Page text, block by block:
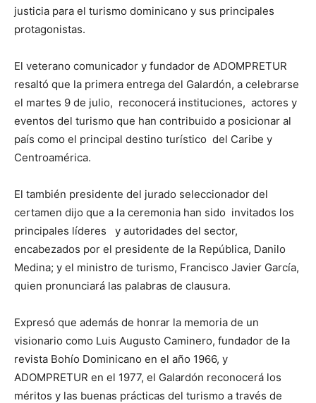
justicia para el turismo dominicano y sus principales
protagonistas.
El veterano comunicador y fundador de ADOMPRETUR
resaltó que la primera entrega del Galardón, a celebrarse
el martes 9 de julio, reconocerá instituciones, actores y
eventos del turismo que han contribuido a posicionar al
país como el principal destino turístico del Caribe y
Centroamérica.
El también presidente del jurado seleccionador del
certamen dijo que a la ceremonia han sido invitados los
principales líderes y autoridades del sector,
encabezados por el presidente de la República, Danilo
Medina; y el ministro de turismo, Francisco Javier García,
quien pronunciará las palabras de clausura.
Expresó que además de honrar la memoria de un
visionario como Luis Augusto Caminero, fundador de la
revista Bohío Dominicano en el año 1966, y
ADOMPRETUR en el 1977, el Galardón reconocerá los
méritos y las buenas prácticas del turismo a través de